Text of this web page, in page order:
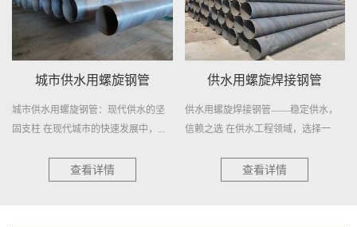
城市供水用螺旋钢管
城市供水用螺旋钢管：现代供水的坚
固支柱 在现代城市的快速发展中，...
查看详情
供水用螺旋焊接钢管
供水用螺旋焊接钢管——稳定供水，
信赖之选 在供水工程领域，选择一
查看详情